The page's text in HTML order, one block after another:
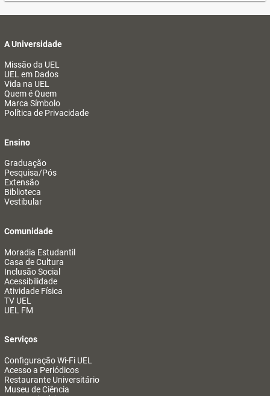
A Universidade
Missão da UEL
UEL em Dados
Vida na UEL
Quem é Quem
Marca Símbolo
Política de Privacidade
Ensino
Graduação
Pesquisa/Pós
Extensão
Biblioteca
Vestibular
Comunidade
Moradia Estudantil
Casa de Cultura
Inclusão Social
Acessibilidade
Atividade Física
TV UEL
UEL FM
Serviços
Configuração Wi-Fi UEL
Acesso a Periódicos
Restaurante Universitário
Museu de Ciência